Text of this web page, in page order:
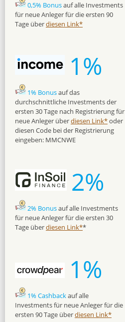
0,5% Bonusauf alle Investments
für neue Anleger für die ersten 90
Tage überdiesen Link*
1%
1% Bonusauf das
durchschnittliche Investments der
ersten 30 Tage nach Registrierung für
neue Anleger überdiesen Link*oder
diesen Code bei der Registrierung
eingeben: MMCNWE
2%
2% Bonusauf alle Investments
für neue Anleger für die ersten 30
Tage überdiesen Link**
1%
1% Cashbackauf alle
Investments für neue Anleger für die
ersten 90 Tage überdiesen Link*